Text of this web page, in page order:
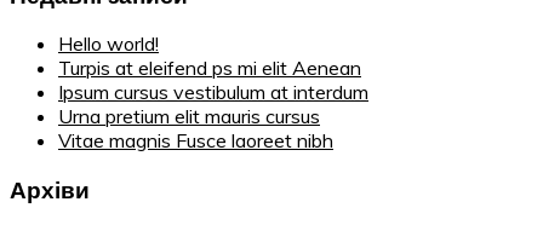
Hello world!
Turpis at eleifend ps mi elit Aenean
Ipsum cursus vestibulum at interdum
Urna pretium elit mauris cursus
Vitae magnis Fusce laoreet nibh
Архіви